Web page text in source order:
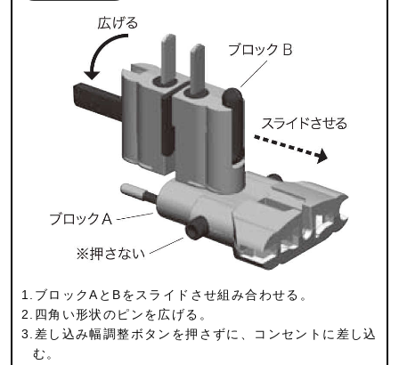
1.ブロックAとBをスライドさせ組み合わせる。
2.四角い形状のピンを広げる。
3.差し込み幅調整ボタンを押さずに、コンセントに差し込
む。